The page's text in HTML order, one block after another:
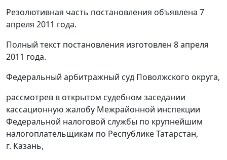
Резолютивная часть постановления объявлена 7
апреля 2011 года.
Полный текст постановления изготовлен 8 апреля
2011 года.
Федеральный арбитражный суд Поволжского округа,
рассмотрев в открытом судебном заседании
кассационную жалобу Межрайонной инспекции
Федеральной налоговой службы по крупнейшим
налогоплательщикам по Республике Татарстан,
г. Казань,